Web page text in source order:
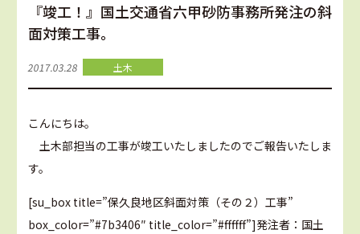
『竣工！』国土交通省六甲砂防事務所発注の斜
面対策工事。
2017.03.28 土木
こんにちは。
土木部担当の工事が竣工いたしましたのでご報告いたしま
す。
[su_box title=”保久良地区斜面対策（その２）工事”
box_color=”#7b3406″ title_color=”#ffffff”]発注者：国土